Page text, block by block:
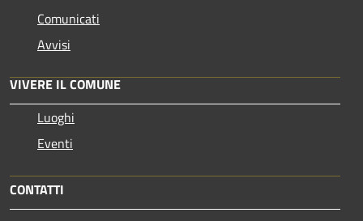
Comunicati
Avvisi
VIVERE IL COMUNE
Luoghi
Eventi
CONTATTI